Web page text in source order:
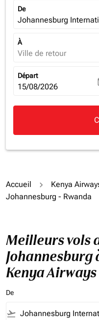
De
Johannesburg
À
Ville de retour
Départ
fc-booking-departure-
15/08/2026
Accueil Kenya
Johannesburg - Rwanda
Meilleurs vols
Johannesburg
Kenya Airways
De
flight_takeoff